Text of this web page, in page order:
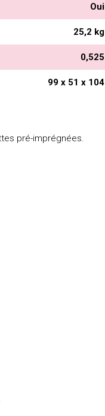
Oui
25,2 kg
0,525
99 x 51 x 104
pré-imprégnées.